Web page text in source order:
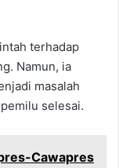
terhadap
Namun, ia
masalah
selesai.
Cawapres